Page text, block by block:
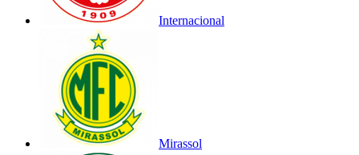
Internacional
Mirassol